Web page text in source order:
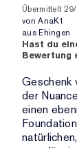
Übermittelt
von AnaK1
aus Ehingen
Hast du
Bewertung
Geschenk
der
einen